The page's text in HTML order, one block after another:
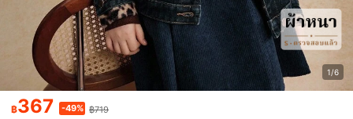
1/6
฿367 -49% ฿719